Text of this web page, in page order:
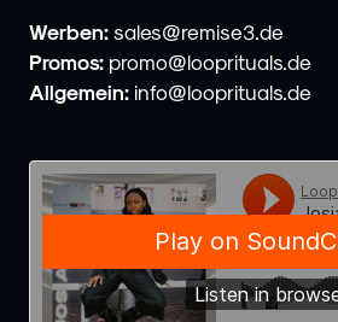
Werben: sales@remise3.de
Promos: promo@looprituals.de
Allgemein: info@looprituals.de